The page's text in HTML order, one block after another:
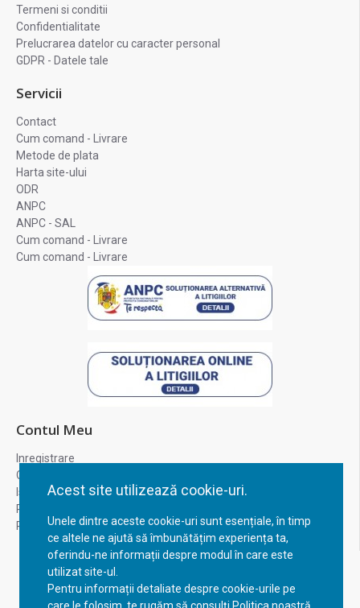
Acest site utilizează cookie-uri.
Unele dintre aceste cookie-uri sunt esențiale, în timp
ce altele ne ajută să îmbunătățim experiența ta,
oferindu-ne informații despre modul în care este
utilizat site-ul.
Pentru informații detaliate despre cookie-urile pe
Termeni si conditii
Confidentialitate
Prelucrarea datelor cu caracter personal
GDPR - Datele tale
Servicii
Contact
Cum comand - Livrare
Metode de plata
Harta site-ului
ODR
ANPC
ANPC - SAL
Cum comand - Livrare
Cum comand - Livrare
Contul Meu
Inregistrare
Contul meu
Istoric comenzi
Recuperare parola
Returnare produs